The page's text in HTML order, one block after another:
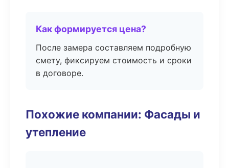
Как формируется цена?
После замера составляем подробную
смету, фиксируем стоимость и сроки
в договоре.
Похожие компании: Фасады и
утепление